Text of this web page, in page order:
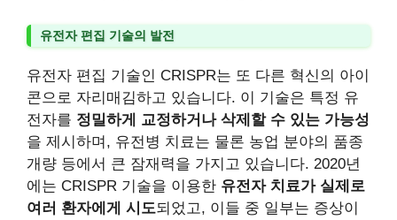
유전자 편집 기술의 발전
유전자 편집 기술인 CRISPR는 또 다른 혁신의 아이
콘으로 자리매김하고 있습니다. 이 기술은 특정 유
전자를 정밀하게 교정하거나 삭제할 수 있는 가능성
을 제시하며, 유전병 치료는 물론 농업 분야의 품종
개량 등에서 큰 잠재력을 가지고 있습니다. 2020년
에는 CRISPR 기술을 이용한 유전자 치료가 실제로
여러 환자에게 시도되었고, 이들 중 일부는 증상이